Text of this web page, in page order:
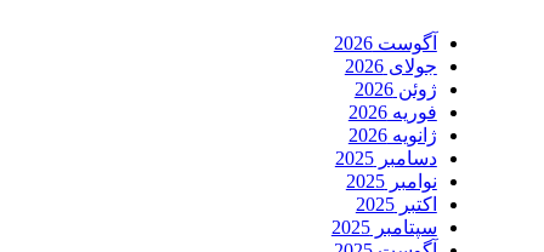
آگوست 2026
جولای 2026
ژوئن 2026
فوریه 2026
ژانویه 2026
دسامبر 2025
نوامبر 2025
اکتبر 2025
سپتامبر 2025